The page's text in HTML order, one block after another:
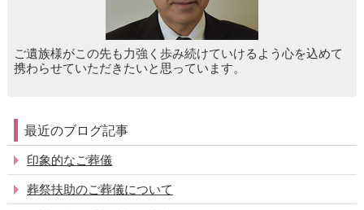
ご遺族様がこの先も力強く歩み続けていけるよう心を込めて
携わらせていただきたいと思っています。
最近のブログ記事
印象的なご葬儀
葬祭扶助のご葬儀について